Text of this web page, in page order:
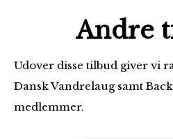
Andre
Udover disse tilbud giver vi
Dansk Vandrelaug samt
medlemmer.